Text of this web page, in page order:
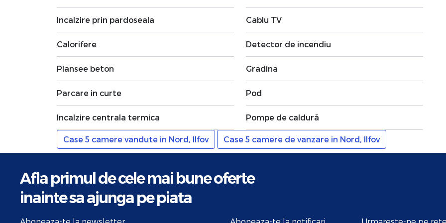
Incalzire prin pardoseala
Calorifere
Plansee beton
Parcare in curte
Incalzire centrala termica
Cablu TV
Detector de incendiu
Gradina
Pod
Pompe de caldură
Case 5 camere vandute in Nord, Ilfov Case 5 camere de vanzare in Nord, Ilfov
Afla primul de cele mai bune oferte
inainte sa ajunga pe piata
Aboneaza-te la newsletter Aboneaza-te la notificari Urmareste-ne pe